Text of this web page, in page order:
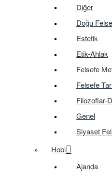
Diğer
Doğu
Estetik
Etik-Ahlak
Felsefe
Felsefe
Filozoflar-
Genel
Siyaset
Hobi
Ajanda